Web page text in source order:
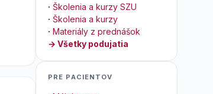
· Školenia a kurzy SZU
· Školenia a kurzy
· Materiály z prednášok
→ Všetky podujatia
PRE PACIENTOV